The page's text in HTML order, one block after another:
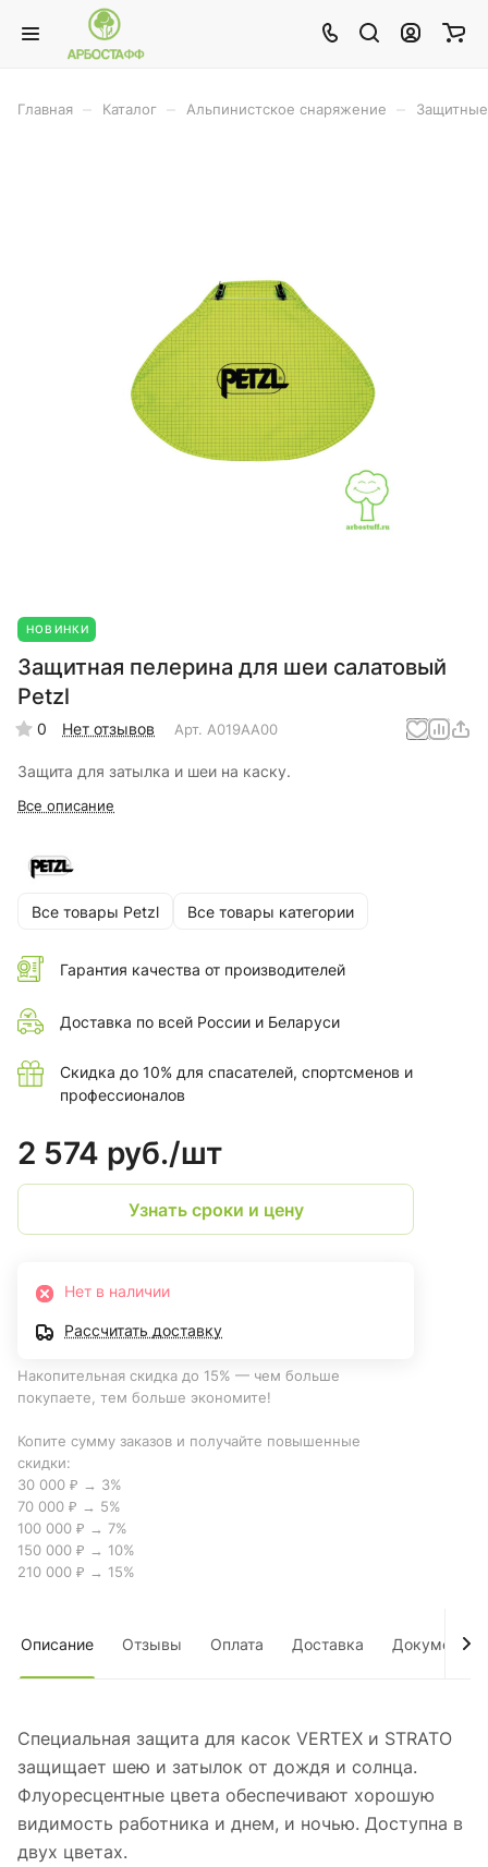
Главная Каталог Альпинистское снаряжение
НОВИНКИ
Защитная пелерина для шеи салатовый
Petzl
0 Нет отзывов Арт. A019AA00
Защита для затылка и шеи на каску.
Все описание
Все товары Petzl Все товары категории
Гарантия качества от производителей
Доставка по всей России и Беларуси
Скидка до 10% для спасателей, спортсменов и
профессионалов
2 574 руб./шт
Узнать сроки и цену
Нет в наличии
Рассчитать доставку
Накопительная скидка до 15% — чем больше
покупаете, тем больше экономите!
Копите сумму заказов и получайте повышенные
скидки:
30 000 ₽ → 3%
70 000 ₽ → 5%
100 000 ₽ → 7%
150 000 ₽ → 10%
210 000 ₽ → 15%
Описание Отзывы Оплата Доставка Документы
Специальная защита для касок VERTEX и STRATO
защищает шею и затылок от дождя и солнца.
Флуоресцентные цвета обеспечивают хорошую
видимость работника и днем, и ночью. Доступна в
двух цветах.